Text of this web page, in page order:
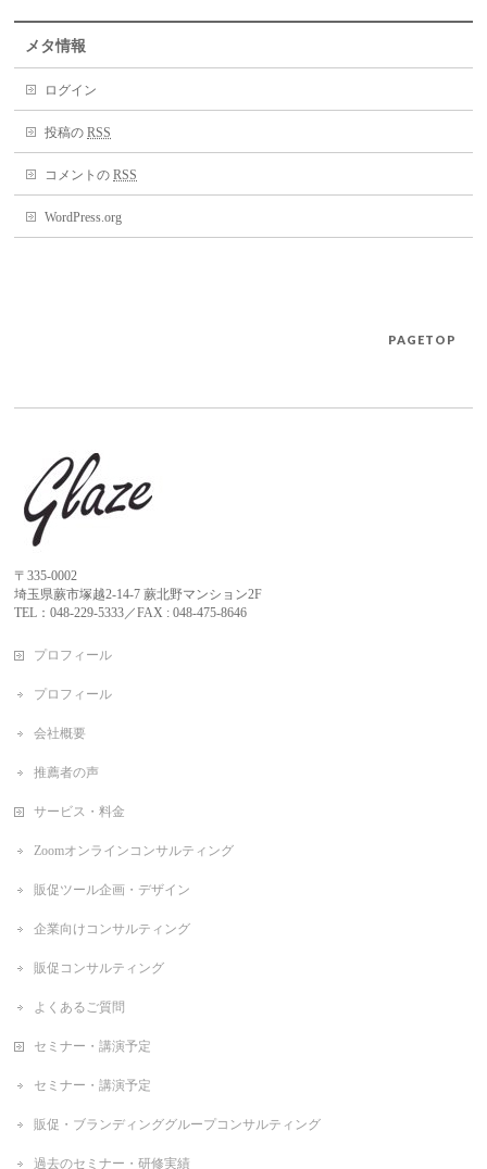
メタ情報
ログイン
投稿のRSS
コメントのRSS
WordPress.org
PAGETOP
〒335-0002
埼玉県蕨市塚越2-14-7 蕨北野マンション2F
TEL：048-229-5333／FAX : 048-475-8646
プロフィール
プロフィール
会社概要
推薦者の声
サービス・料金
Zoomオンラインコンサルティング
販促ツール企画・デザイン
企業向けコンサルティング
販促コンサルティング
よくあるご質問
セミナー・講演予定
セミナー・講演予定
販促・ブランディンググループコンサルティング
過去のセミナー・研修実績